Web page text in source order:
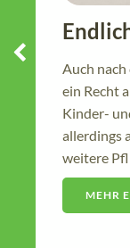
hast du
und